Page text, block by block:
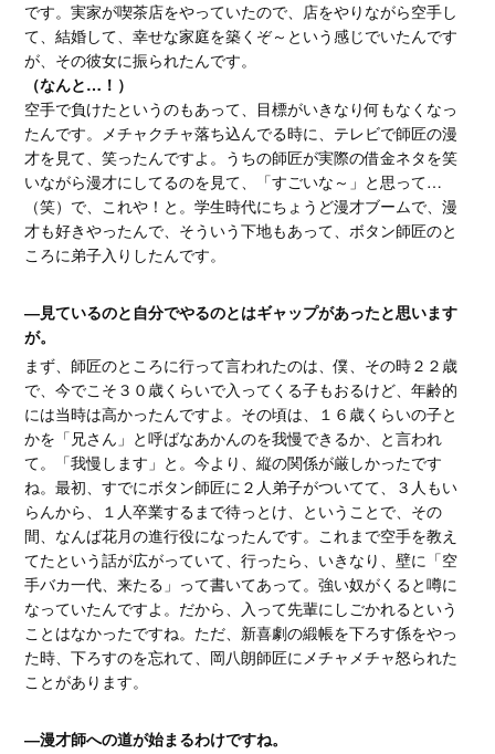
です。実家が喫茶店をやっていたので、店をやりながら空手し
て、結婚して、幸せな家庭を築くぞ～という感じでいたんです
が、その彼女に振られたんです。
（なんと…！）
空手で負けたというのもあって、目標がいきなり何もなくなっ
たんです。メチャクチャ落ち込んでる時に、テレビで師匠の漫
才を見て、笑ったんですよ。うちの師匠が実際の借金ネタを笑
いながら漫才にしてるのを見て、「すごいな～」と思って…
（笑）で、これや！と。学生時代にちょうど漫才ブームで、漫
才も好きやったんで、そういう下地もあって、ボタン師匠のと
ころに弟子入りしたんです。
―見ているのと自分でやるのとはギャップがあったと思います
が。
まず、師匠のところに行って言われたのは、僕、その時２２歳
で、今でこそ３０歳くらいで入ってくる子もおるけど、年齢的
には当時は高かったんですよ。その頃は、１６歳くらいの子と
かを「兄さん」と呼ばなあかんのを我慢できるか、と言われ
て。「我慢します」と。今より、縦の関係が厳しかったです
ね。最初、すでにボタン師匠に２人弟子がついてて、３人もい
らんから、１人卒業するまで待っとけ、ということで、その
間、なんば花月の進行役になったんです。これまで空手を教え
てたという話が広がっていて、行ったら、いきなり、壁に「空
手バカ一代、来たる」って書いてあって。強い奴がくると噂に
なっていたんですよ。だから、入って先輩にしごかれるという
ことはなかったですね。ただ、新喜劇の緞帳を下ろす係をやっ
た時、下ろすのを忘れて、岡八朗師匠にメチャメチャ怒られた
ことがあります。
―漫才師への道が始まるわけですね。